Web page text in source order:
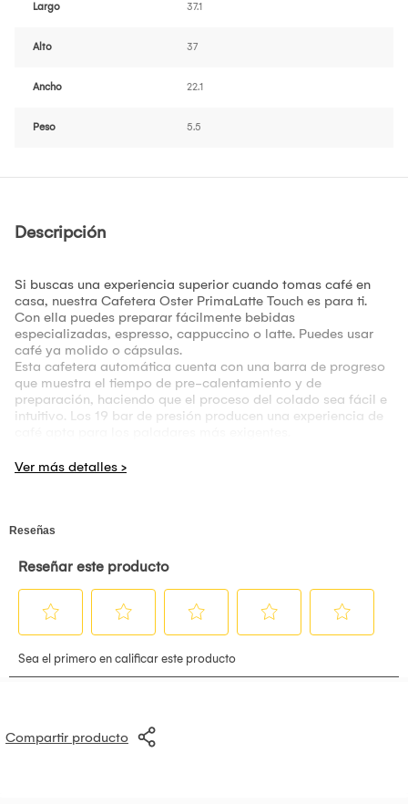
Largo 37.1
Alto 37
Ancho 22.1
Peso 5.5
Descripción
Si buscas una experiencia superior cuando tomas café en
casa, nuestra Cafetera Oster PrimaLatte Touch es para ti.
Con ella puedes preparar fácilmente bebidas
especializadas, espresso, cappuccino o latte. Puedes usar
café ya molido o cápsulas.
Esta cafetera automática cuenta con una barra de progreso
que muestra el tiempo de pre-calentamiento y de
preparación, haciendo que el proceso del colado sea fácil e
intuitivo. Los 19 bar de presión producen una experiencia de
para sobres E.S.E. y portafiltro para cápsulas tipo Nespresso*
espressos, cappuccinos, lattes, cápsulas y más
(sachects, pods) y cápsulas Nespresso
hogar**
Depósito de leche con 25% más capacidad** para preparar
hasta 10 cappuccinos a la vez
más consistente para asegurar una taza de café siempre
perfecta
Panel táctil con funciones automáticas para espresso,
cappuccino, latte y limpieza fácil
Compartir producto